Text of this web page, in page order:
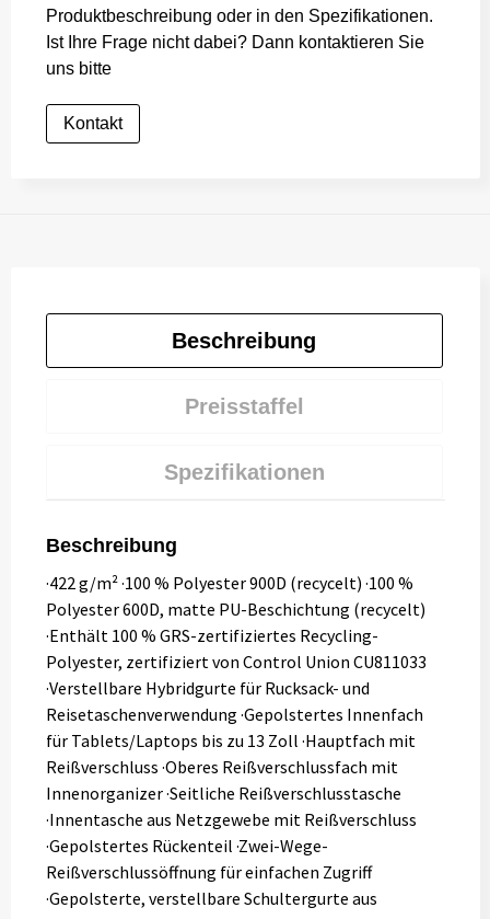
Produktbeschreibung oder in den Spezifikationen.
Ist Ihre Frage nicht dabei? Dann kontaktieren Sie
uns bitte
Kontakt
Beschreibung
Preisstaffel
Spezifikationen
Beschreibung
·422 g/m² ·100 % Polyester 900D (recycelt) ·100 %
Polyester 600D, matte PU-Beschichtung (recycelt)
·Enthält 100 % GRS-zertifiziertes Recycling-
Polyester, zertifiziert von Control Union CU811033
·Verstellbare Hybridgurte für Rucksack- und
Reisetaschenverwendung ·Gepolstertes Innenfach
für Tablets/Laptops bis zu 13 Zoll ·Hauptfach mit
Reißverschluss ·Oberes Reißverschlussfach mit
Innenorganizer ·Seitliche Reißverschlusstasche
·Innentasche aus Netzgewebe mit Reißverschluss
·Gepolstertes Rückenteil ·Zwei-Wege-
Reißverschlussöffnung für einfachen Zugriff
·Gepolsterte, verstellbare Schultergurte aus